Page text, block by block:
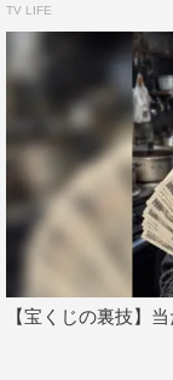
TV LIFE
【宝くじの裏技】